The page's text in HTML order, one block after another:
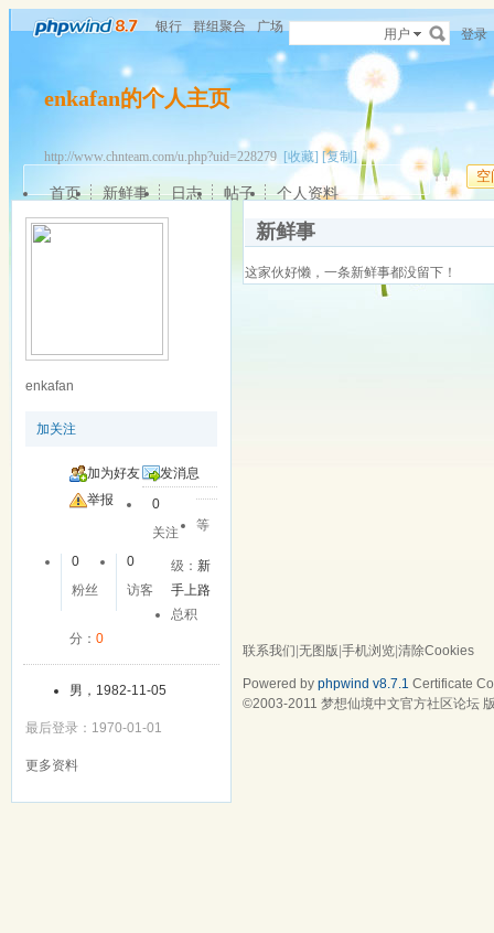
银行 群组聚合 广场 用户 登录
enkafan的个人主页
http://www.chnteam.com/u.php?uid=228279 [收藏] [复制]
空
首页 新鲜事 日志 帖子 个人资料
enkafan
加关注
加为好友
发消息
举报
0
关注
0
粉丝
0
访客
等
级：新
手上路
总积
分： 0
男，1982-11-05
最后登录：1970-01-01
更多资料
新鲜事
这家伙好懒，一条新鲜事都没留下！
联系我们 无图版 手机浏览 清除Cookies
Powered by phpwind v8.7.1 Certificate
©2003-2011 梦想仙境中文官方社区论坛